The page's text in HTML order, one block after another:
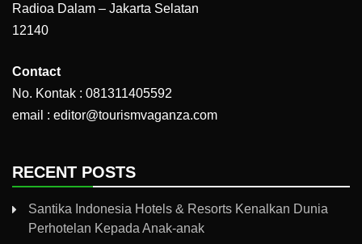
Radioa Dalam – Jakarta Selatan
12140
Contact
No. Kontak : 081311405592
email : editor@tourismvaganza.com
RECENT POSTS
Santika Indonesia Hotels & Resorts Kenalkan Dunia
Perhotelan Kepada Anak-anak